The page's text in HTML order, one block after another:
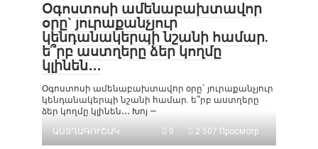
Օգոստոսի ամենաբախտավոր
օրը` յուրաքանչյուր
կենդանակերպի նշանի համար.
ե՞րբ աստղերը ձեր կողմը
կլինեն․․․
Օգոստոսի ամենաբախտավոր օրը` յուրաքանչյուր
կենդանակերպի նշանի համար. ե՞րբ աստղերը
ձեր կողմը կլինեն․․․ Խոյ —
ԱՍՏՂԱԳՈՒՇԱԿ
0 2 507 Просмотр